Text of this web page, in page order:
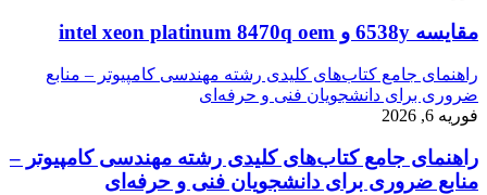
مقایسه 6538y و intel xeon platinum 8470q oem
راهنمای جامع کتاب‌های کلیدی رشته مهندسی کامپیوتر – منابع
ضروری برای دانشجویان فنی و حرفه‌ای
فوریه 6, 2026
راهنمای جامع کتاب‌های کلیدی رشته مهندسی کامپیوتر –
منابع ضروری برای دانشجویان فنی و حرفه‌ای